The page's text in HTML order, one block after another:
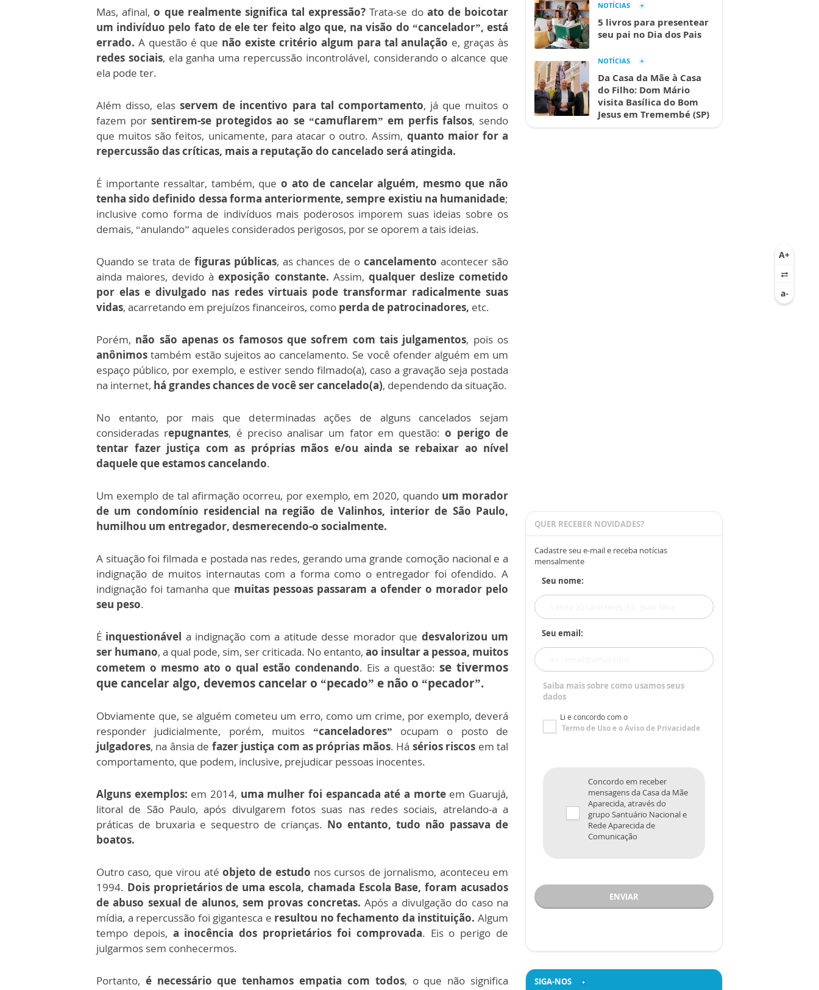
Mas, afinal,o que realmente significa tal expressão? Trata-se doato de boicotar
um indivíduo pelo fato de ele ter feito algo que, na visão do “cancelador”, está
errado. A questão é que não existe critério algum para tal anulação e, graças às
redes sociais, ela ganha uma repercussão incontrolável, considerando o alcance que
ela pode ter.
Além disso, elasservem de incentivo para tal comportamento, já que muitos o
fazem porsentirem-se protegidos ao se “camuflarem” em perfis falsos, sendo
que muitos são feitos, unicamente, para atacar o outro. Assim, quanto maior for a
repercussão das críticas, mais a reputação do cancelado será atingida.
É importante ressaltar, também, que o ato de cancelar alguém, mesmo que não
tenha sido definido dessa forma anteriormente, sempre existiu na humanidade;
inclusive como forma de indivíduos mais poderosos imporem suas ideias sobre os
demais, “anulando” aqueles considerados perigosos, por se oporem a tais ideias.
Quando se trata de figuras públicas, as chances de ocancelamento acontecer são
ainda maiores, devido àexposição constante. Assim, qualquer deslize cometido
por elas e divulgado nas redes virtuais pode transformar radicalmente suas
vidas, acarretando em prejuízos financeiros, como perda de patrocinadores, etc.
Porém, não são apenas os famosos que sofrem com tais julgamentos, pois os
anônimos também estão sujeitos ao cancelamento. Se você ofender alguém em um
espaço público, por exemplo, e estiver sendo filmado(a), caso a gravação seja postada
na internet, há grandes chances de você ser cancelado(a), dependendo da situação.
No entanto, por mais que determinadas ações de alguns cancelados sejam
consideradas repugnantes, é preciso analisar um fator em questão:o perigo de
tentar fazer justiça com as próprias mãos e/ou ainda se rebaixar ao nível
daquele que estamos cancelando.
Um exemplo de tal afirmação ocorreu, por exemplo, em 2020, quando um morador
de um condomínio residencial na região de Valinhos, interior de São Paulo,
humilhou um entregador, desmerecendo-o socialmente.
A situação foi filmada e postada nas redes, gerando uma grande comoção nacional e a
indignação de muitos internautas com a forma como o entregador foi ofendido. A
indignação foi tamanha que muitas pessoas passaram a ofender o morador pelo
seu peso.
É inquestionável a indignação com a atitude desse morador que desvalorizou um
ser humano, a qual pode, sim, ser criticada. No entanto, ao insultar a pessoa, muitos
cometem o mesmo ato o qual estão condenando. Eis a questão: se tivermos
que cancelar algo, devemos cancelar o “pecado” e não o “pecador”.
Obviamente que, se alguém cometeu um erro, como um crime, por exemplo, deverá
responder judicialmente, porém, muitos “canceladores” ocupam o posto de
julgadores, na ânsia de fazer justiça com as próprias mãos. Há sérios riscos em tal
comportamento, que podem, inclusive, prejudicar pessoas inocentes.
Alguns exemplos: em 2014, uma mulher foi espancada até a morteem Guarujá,
litoral de São Paulo, após divulgarem fotos suas nas redes sociais, atrelando-a a
práticas de bruxaria e sequestro de crianças. No entanto, tudo não passava de
boatos.
Outro caso, que virou até objeto de estudo nos cursos de jornalismo, aconteceu em
1994. Dois proprietários de uma escola, chamada Escola Base, foram acusados
de abuso sexual de alunos, sem provas concretas. Após a divulgação do caso na
mídia, a repercussão foi gigantesca e resultou no fechamento da instituição. Algum
tempo depois, a inocência dos proprietários foi comprovada. Eis o perigo de
julgarmos sem conhecermos.
Portanto, é necessário que tenhamos empatia com todos, o que não significa
NOTÍCIAS
5 livros para presentear
seu pai no Dia dos Pais
NOTÍCIAS
Da Casa da Mãe à Casa
do Filho: Dom Mário
visita Basílica do Bom
Jesus em Tremembé (SP)
QUER RECEBER NOVIDADES?
Cadastre seu e-mail e receba notícias
mensalmente
Seu nome:
Seu email:
Saiba mais sobre como usamos seus
dados
Li e concordo com o
Termo de Usoe oAviso de Privacidade
Concordo em receber
mensagens da Casa da Mãe
Aparecida, através do
grupo Santuário Nacional e
Rede Aparecida de
Comunicação
ENVIAR
SIGA-NOS